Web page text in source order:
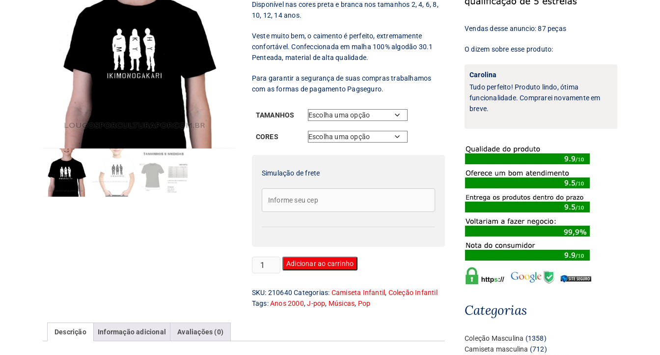
Disponível nas cores preta e branca nos tamanhos 2, 4, 6, 8,
10, 12, 14 anos.
Veste muito bem, o caimento é perfeito, extremamente
confortável. Confeccionada em malha 100% algodão 30.1
Penteada, material de alta qualidade.
Para garantir a segurança de suas compras trabalhamos
com as formas de pagamento Pagseguro.
TAMANHOS
CORES
Simulação de frete
Camiseta
Infantil
quantidade
Adicionar ao carrinho
SKU: 210640 Categorias: Camiseta Infantil, Coleção Infantil
Tags:Anos 2000,J-pop, Músicas, Pop
Descrição Informação adicional Avaliações (0)
Vendas desse anuncio: 87 peças
O dizem sobre esse produto:
Carolina
Tudo perfeito! Produto lindo, ótima
funcionalidade. Comprarei novamente em
breve.
Categorias
Coleção Masculina 13581358
produtos
Camiseta masculina 712712